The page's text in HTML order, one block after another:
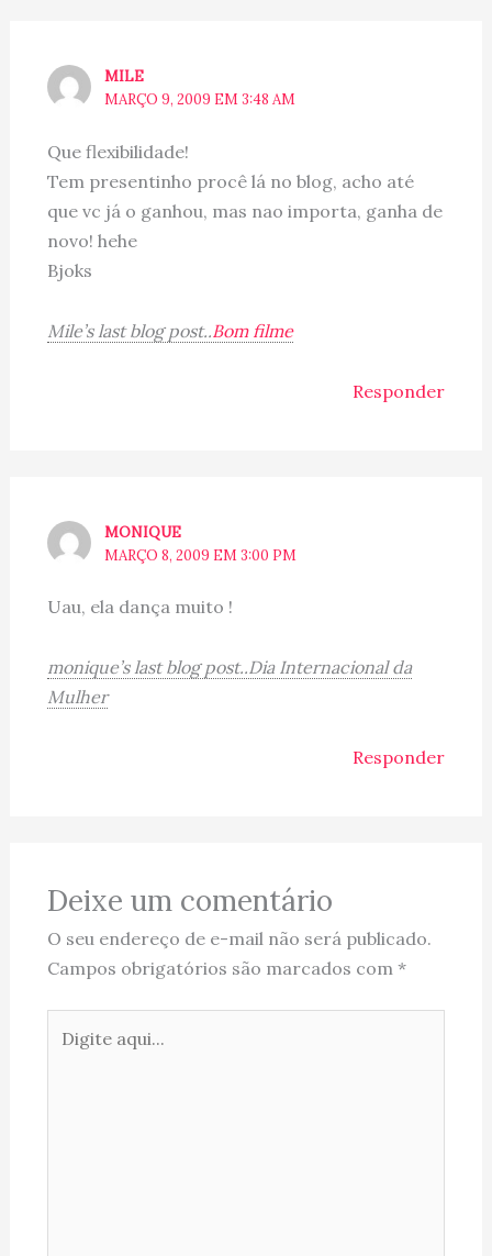
MILE
MARÇO 9, 2009 EM 3:48 AM
Que flexibilidade!
Tem presentinho procê lá no blog, acho até
que vc já o ganhou, mas nao importa, ganha de
novo! hehe
Bjoks
Mile’s last blog post..Bom filme
Responder
MONIQUE
MARÇO 8, 2009 EM 3:00 PM
Uau, ela dança muito !
monique’s last blog post..Dia Internacional da
Mulher
Responder
Deixe um comentário
O seu endereço de e-mail não será publicado.
Campos obrigatórios são marcados com *
aqui...